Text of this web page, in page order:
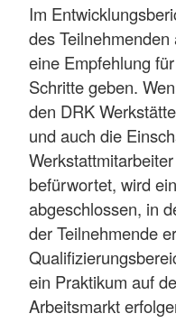
Im
des
eine Empfehlung
Schritte geben.
den DRK
und auch die
befürwortet, wird
abgeschlossen, in
der Teilnehmende
ein Praktikum auf
Arbeitsmarkt